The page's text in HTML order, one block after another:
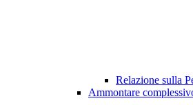
Relazione sulla
Ammontare